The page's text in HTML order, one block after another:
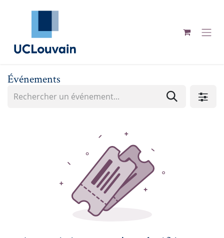
Se rendre au contenu
Événements